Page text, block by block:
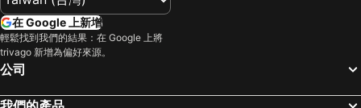
在 Google 上新增
輕鬆找到我們的結果：在 Google 上將
trivago 新增為偏好來源。
公司